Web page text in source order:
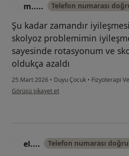
m..... Telefon numarası
Şu kadar zamandır
skolyoz problemimin
sayesinde rotasyonum ve
oldukça azaldı
25 Mart 2026 • Duyu Çocuk • Fizyoterapi
kullanıcının görüşüne göre m.....
Görüşü şikayet et
el.... Telefon numarası